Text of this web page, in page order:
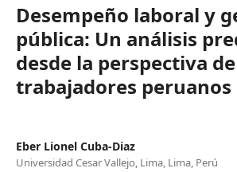
Desempeño laboral y
pública: Un análisis
desde la perspectiva
trabajadores peruanos
Eber Lionel Cuba-Diaz
Universidad Cesar Vallejo, Lima, Lima, Perú